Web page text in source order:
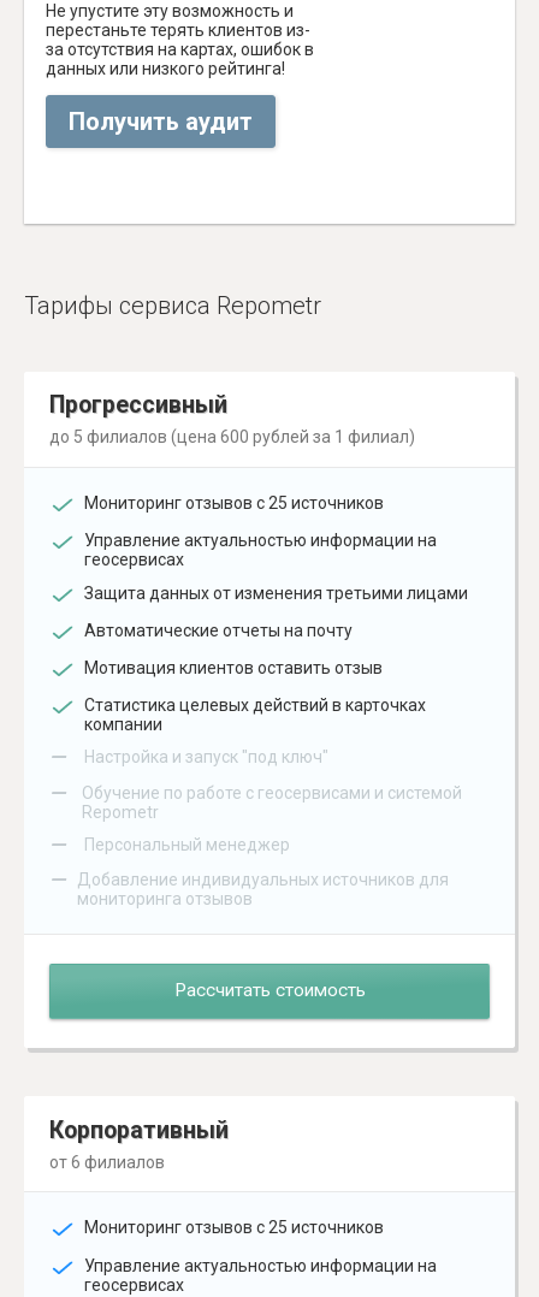
Не упустите эту возможность и
перестаньте терять клиентов из-
за отсутствия на картах, ошибок в
данных или низкого рейтинга!
Получить аудит
Тарифы сервиса Repometr
Прогрессивный
до 5 филиалов (цена 600 рублей за 1 филиал)
Мониторинг отзывов с 25 источников
Управление актуальностью информации на
геосервисах
Защита данных от изменения третьими лицами
Автоматические отчеты на почту
Мотивация клиентов оставить отзыв
Статистика целевых действий в карточках
компании
– Настройка и запуск "под ключ"
–
Обучение по работе с геосервисами и системой
Repometr
– Персональный менеджер
–
Добавление индивидуальных источников для
мониторинга отзывов
Рассчитать стоимость
Корпоративный
от 6 филиалов
Мониторинг отзывов с 25 источников
Управление актуальностью информации на
геосервисах